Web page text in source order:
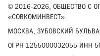
© 2016-2026, ОБЩЕСТВО С
«СОВКОМИНВЕСТ»
МОСКВА, ЗУБОВСКИЙ
ОГРН 1255000032055 ИНН